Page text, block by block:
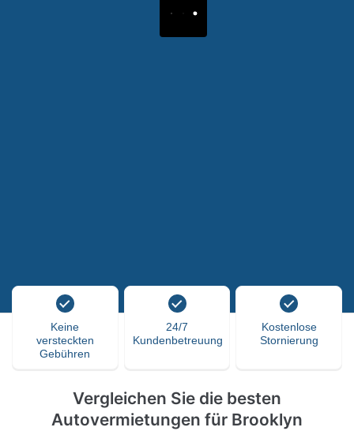
Keine
versteckten
Gebühren
24/7
Kundenbetreuung
Kostenlose
Stornierung
Vergleichen Sie die besten
Autovermietungen für Brooklyn